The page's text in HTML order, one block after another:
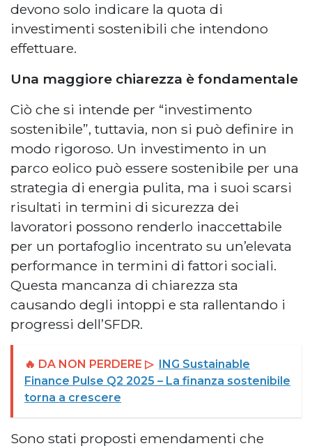
devono solo indicare la quota di
investimenti sostenibili che intendono
effettuare.
Una maggiore chiarezza è fondamentale
Ciò che si intende per “investimento
sostenibile”, tuttavia, non si può definire in
modo rigoroso. Un investimento in un
parco eolico può essere sostenibile per una
strategia di energia pulita, ma i suoi scarsi
risultati in termini di sicurezza dei
lavoratori possono renderlo inaccettabile
per un portafoglio incentrato su un’elevata
performance in termini di fattori sociali.
Questa mancanza di chiarezza sta
causando degli intoppi e sta rallentando i
progressi dell’SFDR.
🔥 DA NON PERDERE ▷
ING Sustainable
Finance Pulse Q2 2025 – La finanza sostenibile
torna a crescere
Sono stati proposti emendamenti che